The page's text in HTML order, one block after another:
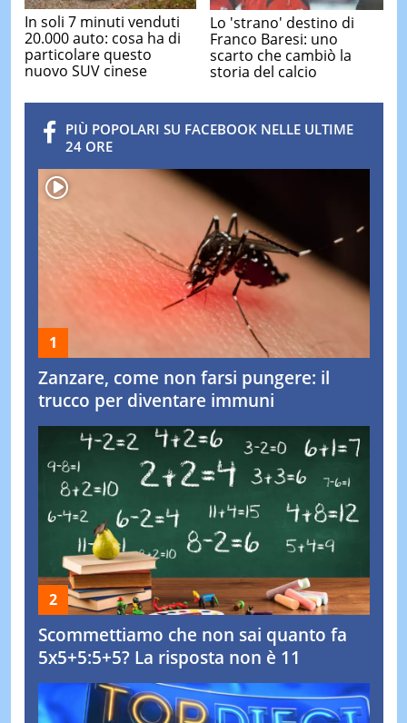
In soli 7 minuti venduti
20.000 auto: cosa ha di
particolare questo
nuovo SUV cinese
Lo 'strano' destino di
Franco Baresi: uno
scarto che cambiò la
storia del calcio
PIÙ POPOLARI SU FACEBOOK NELLE ULTIME
24 ORE
Zanzare, come non farsi pungere: il
trucco per diventare immuni
Scommettiamo che non sai quanto fa
5x5+5:5+5? La risposta non è 11